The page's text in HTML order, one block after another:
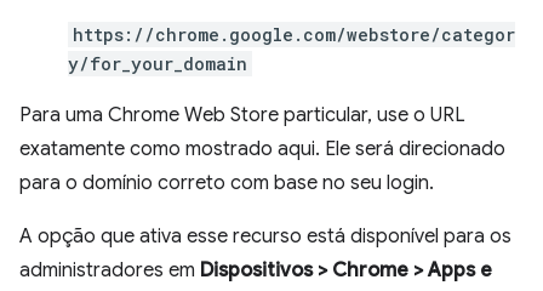
https://chrome.google.com/webstore/categor
y/for_your_domain
Para uma Chrome Web Store particular, use o URL
exatamente como mostrado aqui. Ele será direcionado
para o domínio correto com base no seu login.
A opção que ativa esse recurso está disponível para os
administradores em Dispositivos > Chrome > Apps e